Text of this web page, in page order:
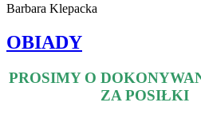
Barbara Klepacka
OBIADY
PROSIMY O
ZA POSIŁKI